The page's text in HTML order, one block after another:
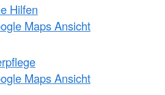
Hilfen
Maps Ansicht
Maps Ansicht